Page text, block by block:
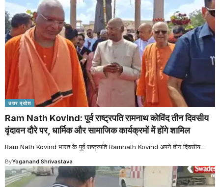
उत्तर प्रदेश
Ram Nath Kovind: पूर्व राष्ट्रपति रामनाथ कोविंद तीन दिवसीय
वृंदावन दौरे पर, धार्मिक और सामाजिक कार्यक्रमों में होंगे शामिल
Ram Nath Kovind भारत के पूर्व राष्ट्रपति Ramnath Kovind अपने तीन दिवसीय…
ByYoganand Shrivastava